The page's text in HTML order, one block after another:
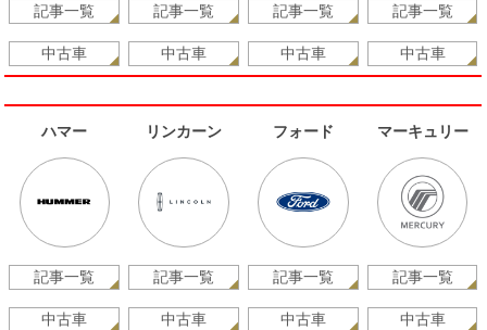
記事一覧
中古車
記事一覧
中古車
記事一覧
中古車
記事一覧
中古車
ハマー
記事一覧
中古車
リンカーン
記事一覧
中古車
フォード
記事一覧
中古車
マーキュリー
記事一覧
中古車